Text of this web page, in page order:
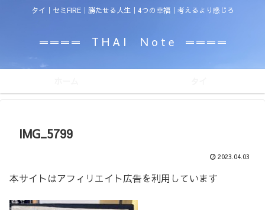
タイ｜セミFIRE｜勝たせる人生｜4つの幸福｜考えるより感じろ
＝＝＝＝ T H A I N o t e ＝＝＝＝
IMG_5799
2023.04.03
本サイトはアフィリエイト広告を利用しています